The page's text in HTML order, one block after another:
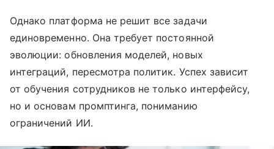
Однако платформа не решит все задачи
единовременно. Она требует постоянной
эволюции: обновления моделей, новых
интеграций, пересмотра политик. Успех зависит
от обучения сотрудников не только интерфейсу,
но и основам промптинга, пониманию
ограничений ИИ.